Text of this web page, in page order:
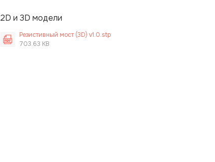
2D и 3D модели
Резистивный мост (3D) v1.0.stp
703.63 KB